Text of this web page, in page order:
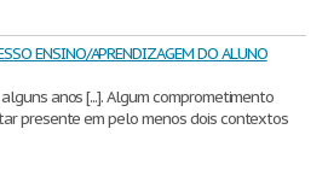
ENSINO/APRENDIZAGEM DO ALUNO
anos [...]. Algum comprometimento
presente em pelo menos dois contextos